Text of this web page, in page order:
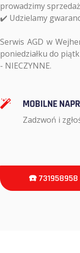
prowadzimy
✔️ Udzielamy
Serwis AGD w
poniedziałku do
- NIECZYNNE.
MOBILNE
Zadzwoń i
☎️ 731958958